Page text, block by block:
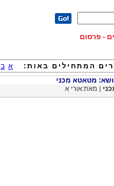
- פרסום
המתחילים באות: א ב
מטאטא מכני
| מאת:אורי א